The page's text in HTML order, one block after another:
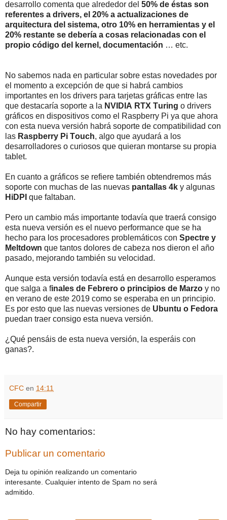
desarrollo comenta que alrededor del 50% de éstas son
referentes a drivers, el 20% a actualizaciones de
arquitectura del sistema, otro 10% en herramientas y el
20% restante se debería a cosas relacionadas con el
propio código del kernel, documentación … etc.
No sabemos nada en particular sobre estas novedades por
el momento a excepción de que si habrá cambios
importantes en los drivers para tarjetas gráficas entre las
que destacaría soporte a la NVIDIA RTX Turing o drivers
gráficos en dispositivos como el Raspberry Pi ya que ahora
con esta nueva versión habrá soporte de compatibilidad con
las Raspberry Pi Touch, algo que ayudará a los
desarrolladores o curiosos que quieran montarse su propia
tablet.
En cuanto a gráficos se refiere también obtendremos más
soporte con muchas de las nuevas pantallas 4k y algunas
HiDPI que faltaban.
Pero un cambio más importante todavía que traerá consigo
esta nueva versión es el nuevo performance que se ha
hecho para los procesadores problemáticos con Spectre y
Meltdown que tantos dolores de cabeza nos dieron el año
pasado, mejorando también su velocidad.
Aunque esta versión todavía está en desarrollo esperamos
que salga a finales de Febrero o principios de Marzo y no
en verano de este 2019 como se esperaba en un principio.
Es por esto que las nuevas versiones de Ubuntu o Fedora
puedan traer consigo esta nueva versión.
¿Qué pensáis de esta nueva versión, la esperáis con
ganas?.
CFC en 14:11
Compartir
No hay comentarios:
Publicar un comentario
Deja tu opinión realizando un comentario
interesante. Cualquier intento de Spam no será
admitido.